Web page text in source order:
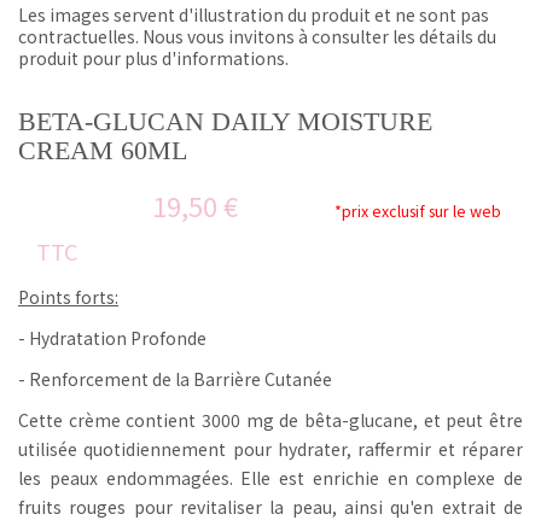
Les images servent d'illustration du produit et ne sont pas
contractuelles. Nous vous invitons à consulter les détails du
produit pour plus d'informations.
BETA-GLUCAN DAILY MOISTURE
CREAM 60ML
19,50 € *prix exclusif sur le web
TTC
Points forts:
- Hydratation Profonde
- Renforcement de la Barrière Cutanée
Cette crème contient 3000 mg de bêta-glucane, et peut être
utilisée quotidiennement pour hydrater, raffermir et réparer
les peaux endommagées. Elle est enrichie en complexe de
fruits rouges pour revitaliser la peau, ainsi qu'en extrait de